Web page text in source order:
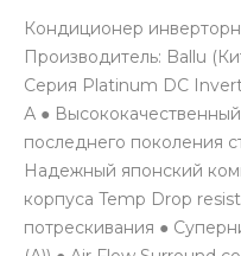
Кондиционер
Производитель: Ballu
Серия Platinum DC
А ●
последнего поколения
Надежный японский
корпуса Temp Drop
потрескивания ●